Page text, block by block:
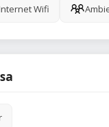
Wifi